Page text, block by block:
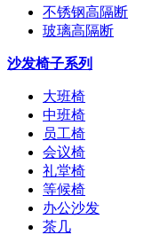
不锈钢高隔断
玻璃高隔断
沙发椅子系列
大班椅
中班椅
员工椅
会议椅
礼堂椅
等候椅
办公沙发
茶几